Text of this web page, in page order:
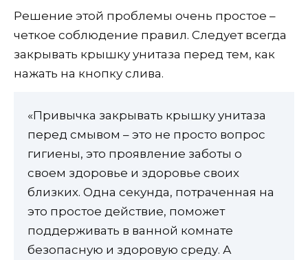
Решение этой проблемы очень простое –
четкое соблюдение правил. Следует всегда
закрывать крышку унитаза перед тем, как
нажать на кнопку слива.
«Привычка закрывать крышку унитаза
перед смывом – это не просто вопрос
гигиены, это проявление заботы о
своем здоровье и здоровье своих
близких. Одна секунда, потраченная на
это простое действие, поможет
поддерживать в ванной комнате
безопасную и здоровую среду. А